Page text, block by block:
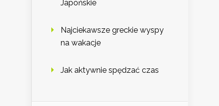
Japońskie
Najciekawsze greckie wyspy
na wakacje
Jak aktywnie spędzać czas